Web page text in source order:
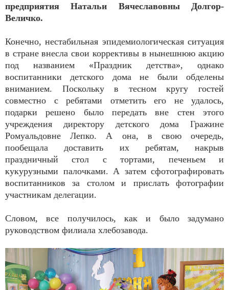
предприятия Натальи Вячеславовны Долгор-
Величко.
Конечно, нестабильная эпидемиологическая ситуация
в стране внесла свои коррективы в нынешнюю акцию
под названием «Праздник детства», однако
воспитанники детского дома не были обделены
вниманием. Поскольку в тесном кругу гостей
совместно с ребятами отметить его не удалось,
подарки решено было передать вне стен этого
учреждения директору детского дома Гражине
Ромуальдовне Лепко. А она, в свою очередь,
пообещала доставить их ребятам, накрыв
праздничный стол с тортами, печеньем и
кукурузными палочками. А затем сфотографировать
воспитанников за столом и прислать фотографии
участникам делегации.
Словом, все получилось, как и было задумано
руководством филиала хлебозавода.